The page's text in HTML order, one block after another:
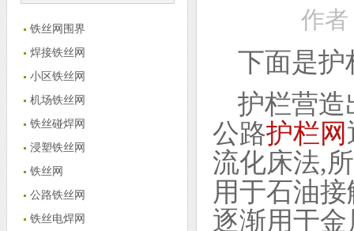
铁丝网围界
焊接铁丝网
小区铁丝网
机场铁丝网
铁丝碰焊网
浸塑铁丝网
铁丝网
公路铁丝网
铁丝电焊网
作者
下面是护
护栏营造
公路护栏网
流化床法,
用于石油
逐渐用于